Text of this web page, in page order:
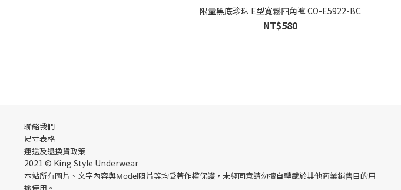
限量黑底珍珠 E型寛鬆四角褲 CO-E5922-BC
NT$580
聯絡我們
尺寸表格
運送及退換貨政策
2021 © King Style Underwear
本站所有圖片、文字內容與Model照片等均受著作權保護，未經同意請勿擅自轉載於其他商業銷售目的用